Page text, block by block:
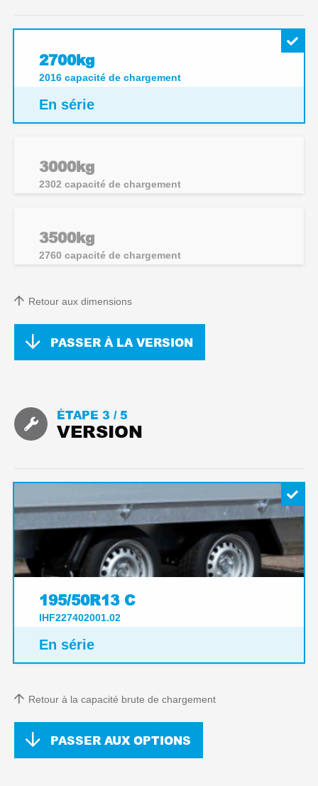
2700kg
2016 capacité de chargement
En série
3000kg
2302 capacité de chargement
3500kg
2760 capacité de chargement
Retour aux dimensions
PASSER À LA VERSION
VERSION
ÉTAPE 3 / 5
195/50R13 C
IHF227402001.02
En série
Retour à la capacité brute de chargement
PASSER AUX OPTIONS